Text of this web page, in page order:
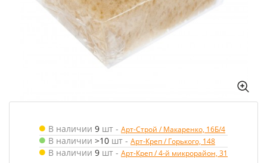
В наличии 9 шт - Арт-Строй / Макаренко, 16Б/4
В наличии >10 шт - Арт-Креп / Горького, 148
В наличии 9 шт - Арт-Креп / 4-й микрорайон, 31